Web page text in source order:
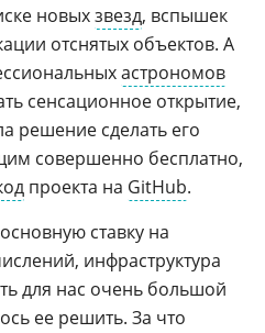
новыхзвезд, вспышек
отснятых объектов. А
астрономов
сенсационное открытие,
решение сделать его
совершенно бесплатно,
проекта на GitHub.
ставку на
инфраструктура
для нас очень большой
ее решить. За что